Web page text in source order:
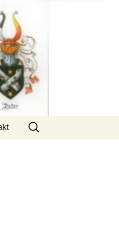
Suchen
nach: